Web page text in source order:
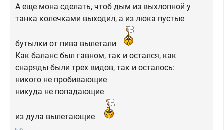
А еще мона сделать, чтоб дым из выхлопной у
танка колечками выходил, а из люка пустые
бутылки от пива вылетали
Как баланс был гавном, так и остался, как
снаряды были трех видов, так и осталось:
никого не пробивающие
никуда не попадающие
из дула вылетающие